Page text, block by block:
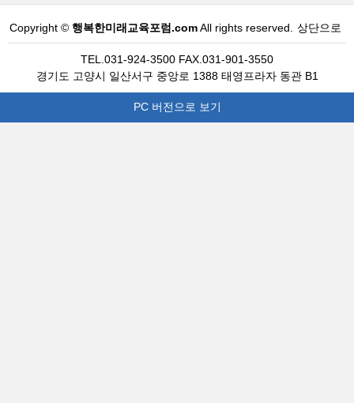
Copyright © 행복한미래교육포럼.comAll rights reserved. 상단으로
TEL.031-924-3500 FAX.031-901-3550
경기도 고양시 일산서구 중앙로 1388 태영프라자 동관 B1
PC 버전으로 보기